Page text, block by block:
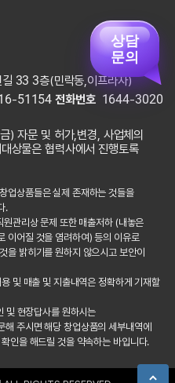
33 3층(민락동,이프라자)
51154 전화번호 1644-3020
) 자문 및 허가,변경, 사업체의
상물은 협력사에서 진행토록
업상품들은 실제 존재하는 것들을
.
관리상 문제 또한 매출저하 (내놓은
이어질 것을 염려하여) 등의 이유로
을 밝히기를 원하지 않으시고 보안이
및 매출 및 지출내역은 정확하게 기재할
및 현장답사를 원하시는
주시면 해당 창업상품의 세부내역에
인을 해드릴 것을 약속하는 바입니다.
상담
문의